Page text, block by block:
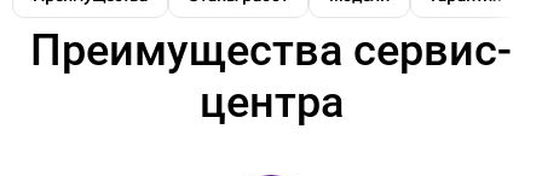
Преимущества сервис-
центра